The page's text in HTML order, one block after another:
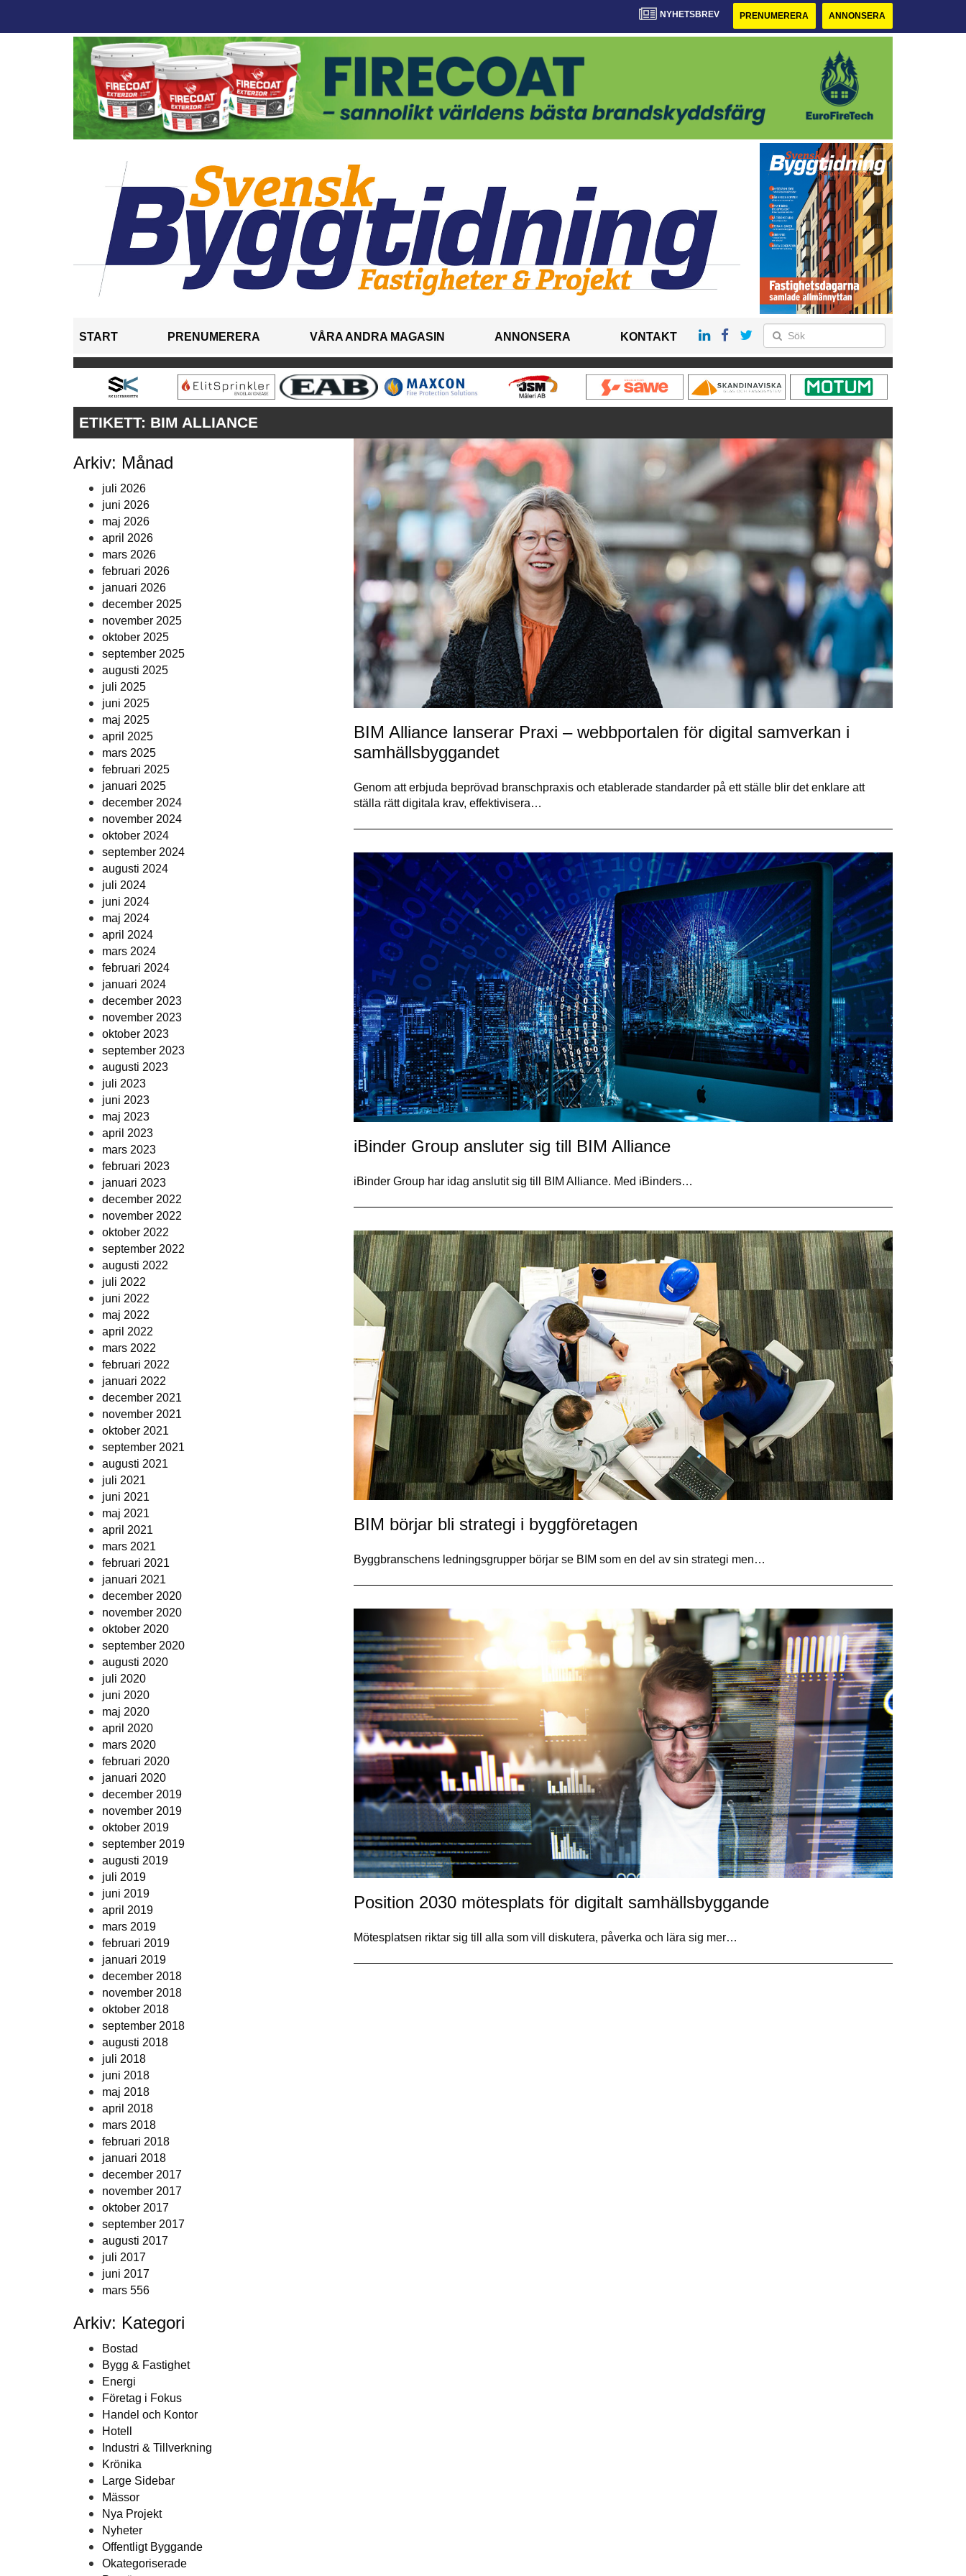
NYHETSBREV PRENUMERERA ANNONSERA
START PRENUMERERA VÅRA ANDRA MAGASIN ANNONSERA KONTAKT
ETIKETT: BIM ALLIANCE
Arkiv: Månad
juli 2026
juni 2026
maj 2026
april 2026
mars 2026
februari 2026
januari 2026
december 2025
november 2025
oktober 2025
september 2025
augusti 2025
juli 2025
juni 2025
maj 2025
april 2025
mars 2025
februari 2025
januari 2025
december 2024
november 2024
oktober 2024
september 2024
augusti 2024
juli 2024
juni 2024
maj 2024
april 2024
mars 2024
februari 2024
januari 2024
december 2023
november 2023
oktober 2023
september 2023
augusti 2023
juli 2023
juni 2023
maj 2023
april 2023
mars 2023
februari 2023
januari 2023
december 2022
november 2022
oktober 2022
september 2022
augusti 2022
juli 2022
juni 2022
maj 2022
april 2022
mars 2022
februari 2022
januari 2022
december 2021
november 2021
oktober 2021
september 2021
augusti 2021
juli 2021
juni 2021
maj 2021
april 2021
mars 2021
februari 2021
januari 2021
december 2020
november 2020
oktober 2020
september 2020
augusti 2020
juli 2020
juni 2020
maj 2020
april 2020
mars 2020
februari 2020
januari 2020
december 2019
november 2019
oktober 2019
september 2019
augusti 2019
juli 2019
juni 2019
april 2019
mars 2019
februari 2019
januari 2019
december 2018
november 2018
oktober 2018
september 2018
augusti 2018
juli 2018
juni 2018
maj 2018
april 2018
mars 2018
februari 2018
januari 2018
december 2017
november 2017
oktober 2017
september 2017
augusti 2017
juli 2017
juni 2017
mars 556
Arkiv: Kategori
Bostad
Bygg & Fastighet
Energi
Företag i Fokus
Handel och Kontor
Hotell
Industri & Tillverkning
Krönika
Large Sidebar
Mässor
Nya Projekt
Nyheter
Offentligt Byggande
Okategoriserade
BIM Alliance lanserar Praxi – webbportalen för digital samverkan i
samhällsbyggandet
Genom att erbjuda beprövad branschpraxis och etablerade standarder på ett ställe blir det enklare att
ställa rätt digitala krav, effektivisera…
iBinder Group ansluter sig till BIM Alliance
iBinder Group har idag anslutit sig till BIM Alliance. Med iBinders…
BIM börjar bli strategi i byggföretagen
Byggbranschens ledningsgrupper börjar se BIM som en del av sin strategi men…
Position 2030 mötesplats för digitalt samhällsbyggande
Mötesplatsen riktar sig till alla som vill diskutera, påverka och lära sig mer…